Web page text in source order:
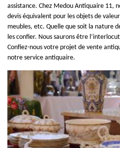
assistance. Chez Medou Antiquaire 11,
devis équivalent pour les objets de
meubles, etc. Quelle que soit la nature
les confier. Nous saurons être
Confiez-nous votre projet de vente
notre service antiquaire.